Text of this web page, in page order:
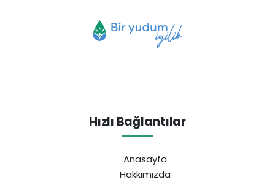
Hızlı Bağlantılar
Anasayfa
Hakkımızda